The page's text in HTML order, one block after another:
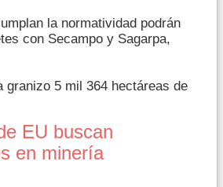
la normatividad podrán
con Secampo y Sagarpa,
granizo 5 mil 364 hectáreas de
EU buscan
en minería